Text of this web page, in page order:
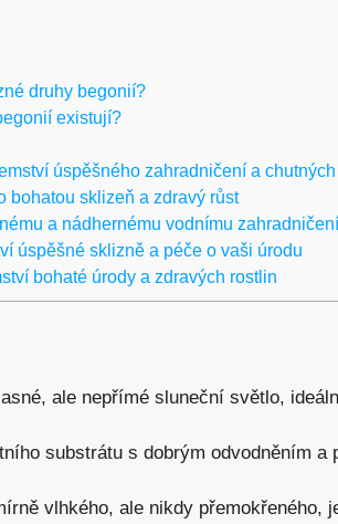
druhy begonií?
existují?
úspěšného zahradničení a
bohatou sklizeň a zdravý růst
a nádhernému vodnímu zahradničení
úspěšné sklizně a péče o vaši úrodu
bohaté úrody a zdravých rostlin
ale nepřímé sluneční světlo,
substrátu s dobrým odvodněním a
vlhkého, ale nikdy přemokřeného,